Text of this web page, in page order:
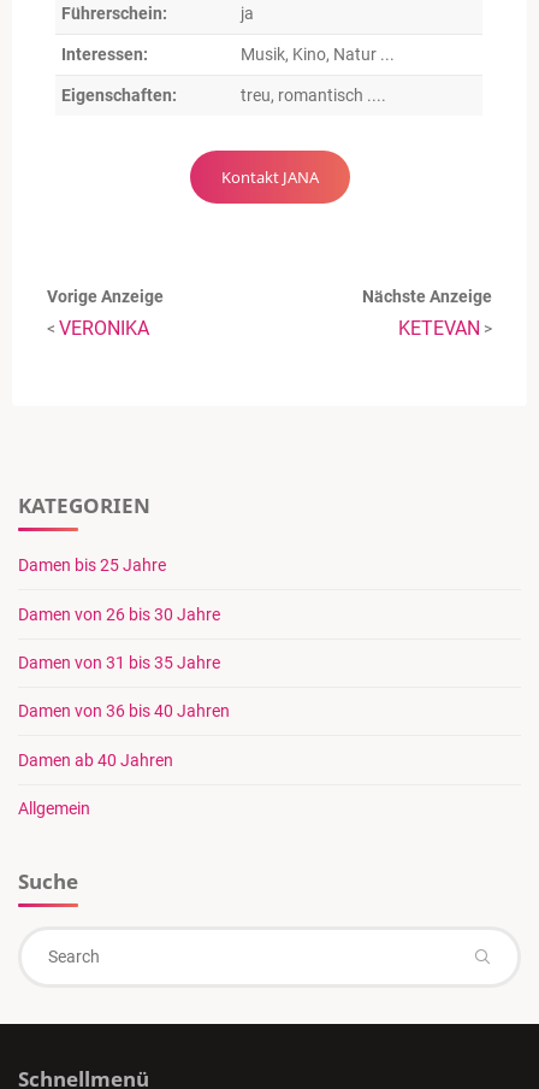
Führerschein: ja
Interessen: Musik, Kino, Natur ...
Eigenschaften: treu, romantisch ....
Kontakt JANA
Vorige Anzeige
< VERONIKA
Nächste Anzeige
KETEVAN >
KATEGORIEN
Damen bis 25 Jahre
Damen von 26 bis 30 Jahre
Damen von 31 bis 35 Jahre
Damen von 36 bis 40 Jahren
Damen ab 40 Jahren
Allgemein
Suche
Search
Schnellmenü